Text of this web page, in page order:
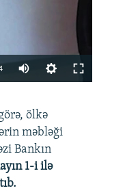
360p
480p
720p
ölkə
məbləği
Bankın
1-i ilə